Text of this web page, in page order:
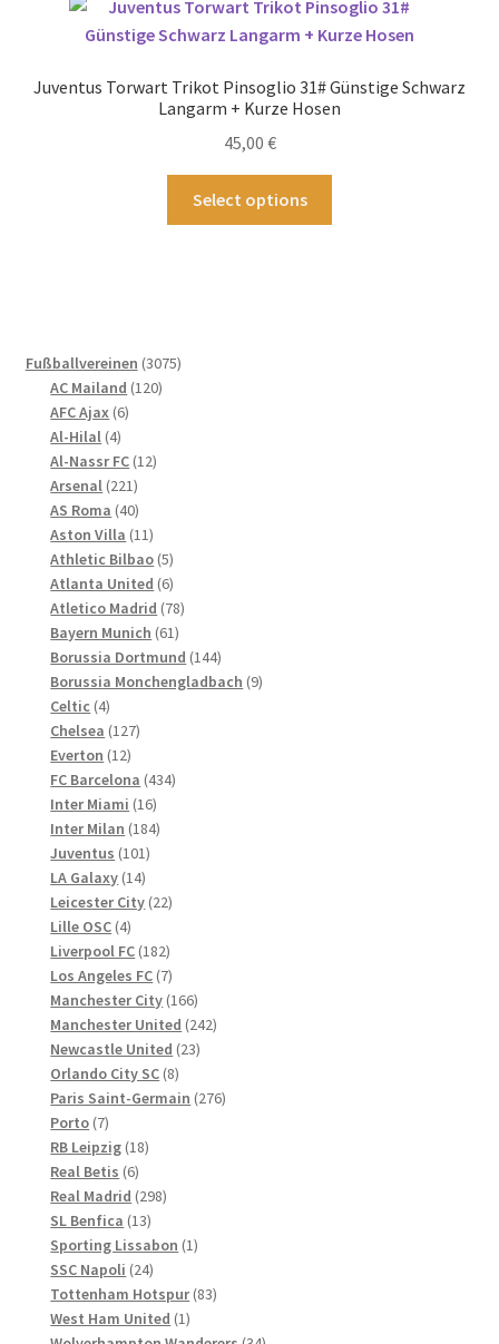
auf.
Die
können
Produktseite
Juventus Torwart Trikot Pinsoglio 31# Günstige Schwarz
Langarm + Kurze Hosen
45,00 €
Select options
Fußballvereinen 30753075
AC Mailand 120120
AFC Ajax 66
Al-Hilal 44
Produkte
Al-Nassr FC 1212
Arsenal 221221
Produkte
AS Roma 4040
Produkte
Aston Villa 1111
Produkte
Athletic Bilbao 55
Produkte
Atlanta United 66
Produkte
Atletico Madrid 7878
Bayern Munich 6161
Produkte
Borussia Dortmund 144144
Produkte
Borussia Monchengladbach 99
Celtic 44
Produkte
Chelsea 127127
Everton 1212
Produkte
FC Barcelona 434434
Inter Miami 1616
Produkte
Inter Milan 184184
Juventus 101101
LA Galaxy 1414
Produkte
Leicester City 2222
Lille OSC 44
Produkte
Liverpool FC 182182
Produkte
Los Angeles FC 77
Produkte
Manchester City 166166
Produkte
Manchester United 242242
Newcastle United 2323
Orlando City SC 88
Produkte
Paris Saint-Germain 276276
Porto 77
Produkte
RB Leipzig 1818
Real Betis 66
Produkte
Real Madrid 298298
SL Benfica 1313
Produkte
Sporting Lissabon 11
SSC Napoli 2424
Produkte
Tottenham Hotspur 8383
West Ham United 11